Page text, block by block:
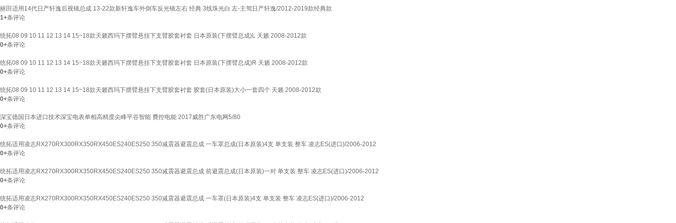
丽田适用14代日产轩逸后视镜总成 13-22款新轩逸车外倒车反光镜左右 经典 3线珠光白 左-主驾日产轩逸/2012-2019款经典款
1+条评论
统拓08 09 10 11 12 13 14 15~18款天籁西玛下摆臂悬挂下支臂胶套衬套 日本原装(下摆臂总成)L 天籁 2008-2012款
0+条评论
统拓08 09 10 11 12 13 14 15~18款天籁西玛下摆臂悬挂下支臂胶套衬套 日本原装(下摆臂总成)R 天籁 2008-2012款
0+条评论
统拓08 09 10 11 12 13 14 15~18款天籁西玛下摆臂悬挂下支臂胶套衬套 胶套(日本原装)大小一套四个 天籁 2008-2012款
0+条评论
深宝德国日本进口技术深宝电表单相高精度尖峰平谷智能 费控电能 2017威胜广东电网5/80
0+条评论
统拓适用凌志RX270RX300RX350RX450ES240ES250 350减震器避震总成 一车罩总成(日本原装)4支 单支装 整车 凌志ES(进口)/2006-2012
0+条评论
统拓适用凌志RX270RX300RX350RX450ES240ES250 350减震器避震总成 前避震总成(日本原装)一对 单支装 整车 凌志ES(进口)/2006-2012
0+条评论
统拓适用凌志RX270RX300RX350RX450ES240ES250 350减震器避震总成 一车罩(日本原装)4支 单支装 整车 凌志ES(进口)/2006-2012
0+条评论